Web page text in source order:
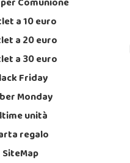
a 10 euro
a 20 euro
a 30 euro
Friday
Monday
unità
regalo
SiteMap